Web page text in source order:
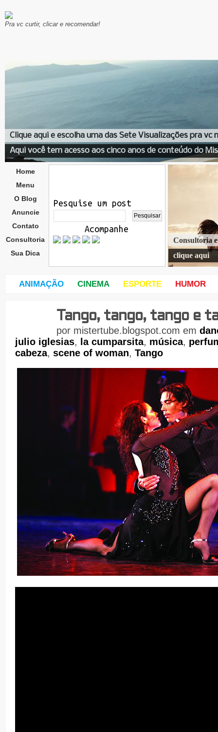
Pra vc curtir, clicar e recomendar!
Clique aqui e escolha uma das Sete Visualizações pra vc
Aqui você tem acesso aos cinco anos de conteúdo do
Home
Menu
O Blog
Anuncie
Contato
Consultoria
Sua Dica
Pesquise um post
Acompanhe
Consultoria
clique aqui
ANIMAÇÃO CINEMA ESPORTE HUMOR
23
de
Tango, tango, tango e
por mistertube.blogspot.com em
julio iglesias, la cumparsita, música,
cabeza, scene of woman, Tango